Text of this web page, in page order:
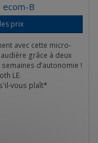
ecom-B
prix
avec cette micro-
grâce à deux
d’autonomie !
LE.
vous plaît*